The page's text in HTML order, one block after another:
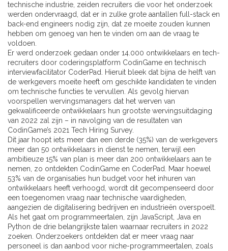
technische industrie, zeiden recruiters die voor het onderzoek
werden ondervraagd, dat er in zulke grote aantallen full-stack en
back-end engineers nodig zijn, dat ze moeite zouden kunnen
hebben om genoeg van hen te vinden om aan de vraag te
voldoen.
Er werd onderzoek gedaan onder 14.000 ontwikkelaars en tech-
recruiters door coderingsplatform CodinGame en technisch
interviewfacilitator CoderPad. Hieruit bleek dat bijna de helft van
de werkgevers moeite heeft om geschikte kandidaten te vinden
om technische functies te vervullen. Als gevolg hiervan
voorspellen wervingsmanagers dat het werven van
gekwalificeerde ontwikkelaars hun grootste wervingsuitdaging
van 2022 zal zijn – in navolging van de resultaten van
CodinGame’s 2021 Tech Hiring Survey.
Dit jaar hoopt iets meer dan een derde (35%) van de werkgevers
meer dan 50 ontwikkelaars in dienst te nemen, terwijl een
ambitieuze 15% van plan is meer dan 200 ontwikkelaars aan te
nemen, zo ontdekten CodinGame en CoderPad. Maar hoewel
53% van de organisaties hun budget voor het inhuren van
ontwikkelaars heeft verhoogd, wordt dit gecompenseerd door
een toegenomen vraag naar technische vaardigheden,
aangezien de digitalisering bedrijven en industrieën overspoelt.
Als het gaat om programmeertalen, zijn JavaScript, Java en
Python de drie belangrijkste talen waarnaar recruiters in 2022
zoeken. Onderzoekers ontdekten dat er meer vraag naar
personeel is dan aanbod voor niche-programmeertalen, zoals